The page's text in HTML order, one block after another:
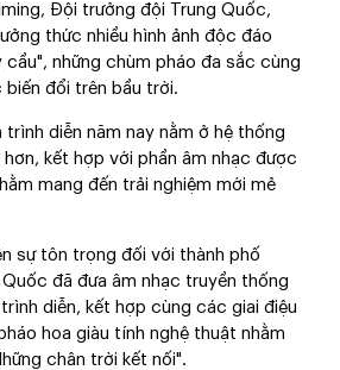
Đội trưởng đội Trung Quốc,
thức nhiều hình ảnh độc đáo
cầu", những chùm pháo đa sắc cùng
đổi trên bầu trời.
trình diễn năm nay nằm ở hệ thống
hơn, kết hợp với phần âm nhạc được
mang đến trải nghiệm mới mẻ
sự tôn trọng đối với thành phố
đã đưa âm nhạc truyền thống
diễn, kết hợp cùng các giai điệu
hoa giàu tính nghệ thuật nhằm
chân trời kết nối".